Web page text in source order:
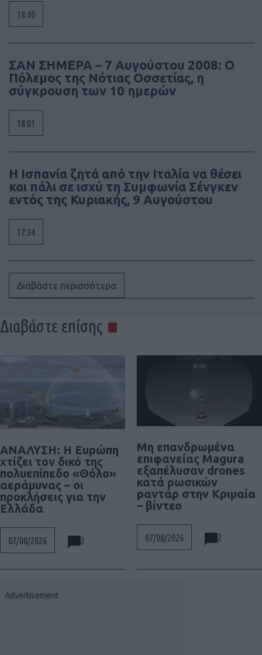
18:40
ΣΑΝ ΣΗΜΕΡΑ – 7 Αυγούστου 2008: Ο
Πόλεμος της Νότιας Οσσετίας, η
σύγκρουση των 10 ημερών
18:01
Η Ισπανία ζητά από την Ιταλία να θέσει
και πάλι σε ισχύ τη Συμφωνία Σένγκεν
εντός της Κυριακής, 9 Αυγούστου
17:34
Διαβάστε περισσότερα
Διαβάστε επίσης
ΑΝΑΛΥΣΗ: Η Ευρώπη
χτίζει τον δικό της
πολυεπίπεδο «Θόλο»
αεράμυνας – οι
προκλήσεις για την
Ελλάδα
07/08/2026 2
Μη επανδρωμένα
επιφανείας Magura
εξαπέλυσαν drones
κατά ρωσικών
ραντάρ στην Κριμαία
– βίντεο
07/08/2026 2